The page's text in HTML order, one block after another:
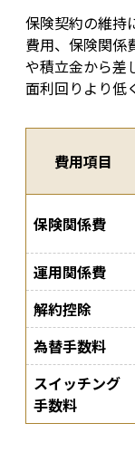
保険契約の維持
費用、保険関係
や積立金から差
面利回りより低
費用項目
保険関係費
運用関係費
解約控除
為替手数料
スイッチング
手数料